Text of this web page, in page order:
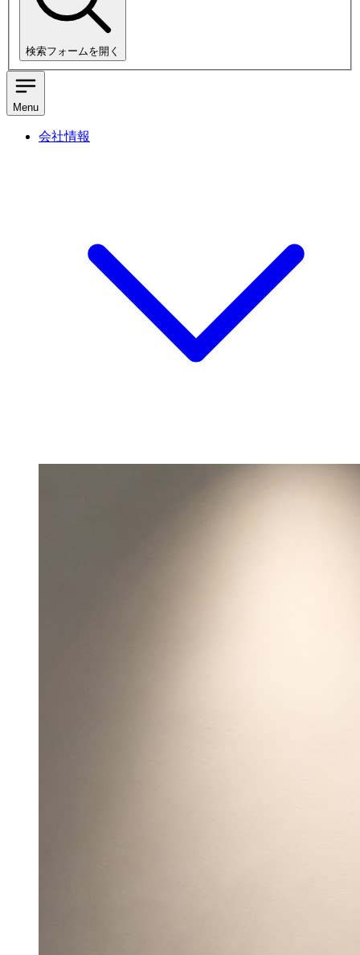
検索フォームを開く
Menu
会社情報